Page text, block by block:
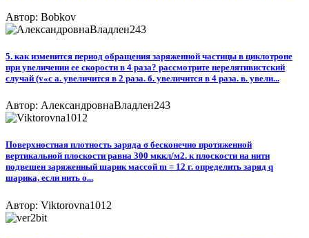
Автор: Bobkov
5. как изменится период обращения заряженной частицы в циклотроне
при увеличении ее скорости в 4 раза? рассмотрите нерелятивистский
случай (v«с а. увеличится в 2 раза. б. увеличится в 4 раза. в. увели...
Автор: АлександровнаВладлен243
Поверхностная плотность заряда σ бесконечно протяженной
вертикальной плоскости равна 300 мккл/м2. к плоскости на нити
подвешен заряженный шарик массой m = 12 г. определить заряд q
шарика, если нить о...
Автор: Viktorovna1012